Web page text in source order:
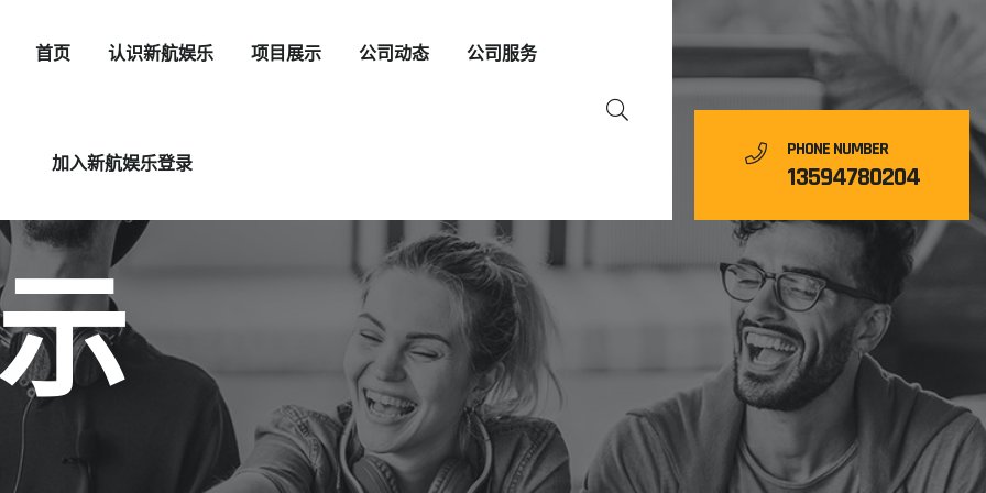
首页 认识新航娱乐 项目展示 公司动态 公司服务
加入新航娱乐登录
PHONE NUMBER
13594780204